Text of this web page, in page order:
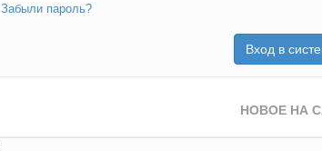
Забыли пароль?
НОВОЕ НА